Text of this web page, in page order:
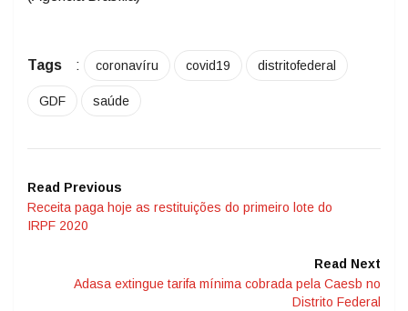
Tags : coronavíru covid19 distritofederal
GDF saúde
Read Previous
Receita paga hoje as restituições do primeiro lote do
IRPF 2020
Read Next
Adasa extingue tarifa mínima cobrada pela Caesb no
Distrito Federal